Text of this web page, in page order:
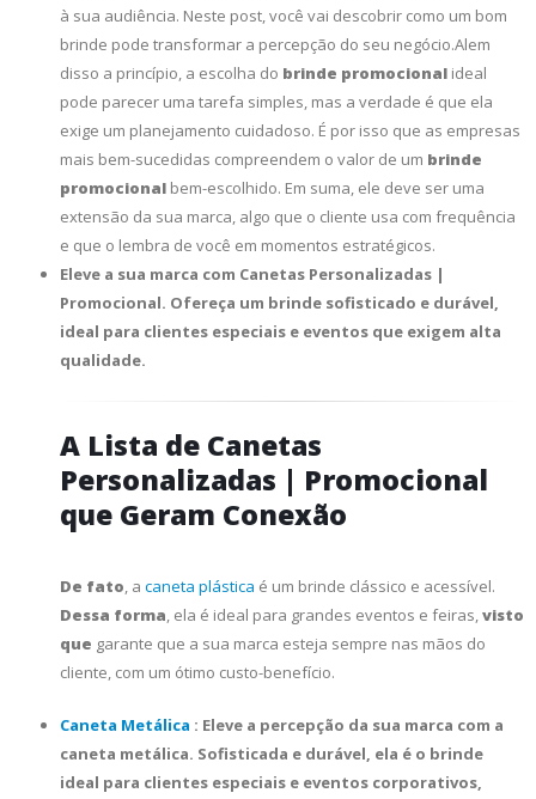
à sua audiência. Neste post, você vai descobrir como um bom
brinde pode transformar a percepção do seu negócio.Alem
disso a princípio, a escolha do brinde promocional ideal
pode parecer uma tarefa simples, mas a verdade é que ela
exige um planejamento cuidadoso. É por isso que as empresas
mais bem-sucedidas compreendem o valor de um brinde
promocional bem-escolhido. Em suma, ele deve ser uma
extensão da sua marca, algo que o cliente usa com frequência
e que o lembra de você em momentos estratégicos.
Eleve a sua marca com Canetas Personalizadas |
Promocional. Ofereça um brinde sofisticado e durável,
ideal para clientes especiais e eventos que exigem alta
qualidade.
A Lista de Canetas
Personalizadas | Promocional
que Geram Conexão
De fato, a caneta plástica é um brinde clássico e acessível.
Dessa forma, ela é ideal para grandes eventos e feiras,visto
que garante que a sua marca esteja sempre nas mãos do
cliente, com um ótimo custo-benefício.
Caneta Metálica : Eleve a percepção da sua marca com a
caneta metálica. Sofisticada e durável, ela é o brinde
ideal para clientes especiais e eventos corporativos,